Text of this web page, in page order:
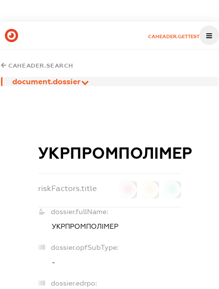
CAHEADER.GETTEST
CAHEADER.SEARCH
document.dossier
УКРПРОМПОЛІМЕР
riskFactors.title
dossier.fullName:
УКРПРОМПОЛІМЕР
dossier.opfSubType:
-
dossier.edrpo: